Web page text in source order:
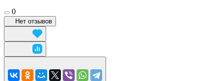
0
Нет отзывов